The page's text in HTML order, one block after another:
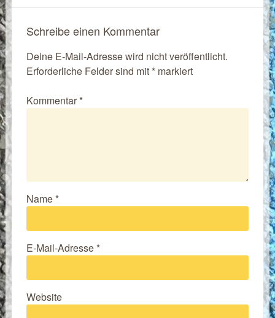
Schreibe einen Kommentar
Deine E-Mail-Adresse wird nicht veröffentlicht.
Erforderliche Felder sind mit*markiert
Kommentar*
Name*
E-Mail-Adresse*
Website